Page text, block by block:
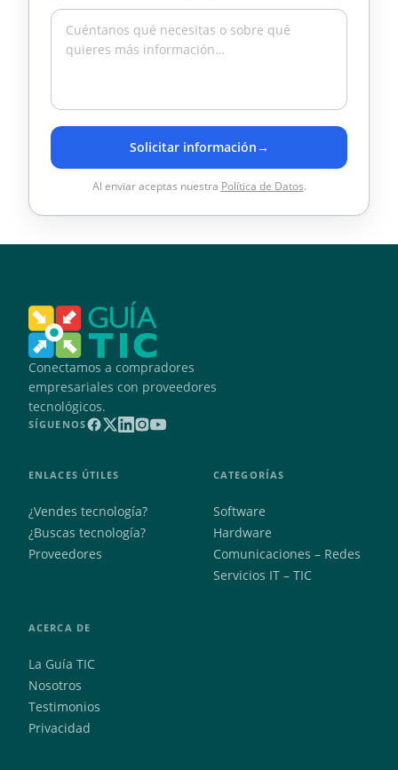
Solicitar información→
Al enviar aceptas nuestra Política de Datos.
Conectamos a compradores
empresariales con proveedores
tecnológicos.
SÍGUENOS
ENLACES ÚTILES
¿Vendes tecnología?
¿Buscas tecnología?
Proveedores
CATEGORÍAS
Software
Hardware
Comunicaciones – Redes
Servicios IT – TIC
ACERCA DE
La Guía TIC
Nosotros
Testimonios
Privacidad